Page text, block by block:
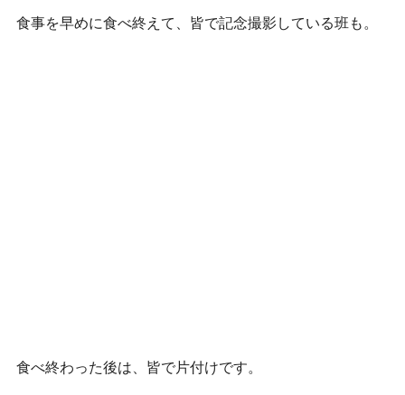
食事を早めに食べ終えて、皆で記念撮影している班も。
食べ終わった後は、皆で片付けです。